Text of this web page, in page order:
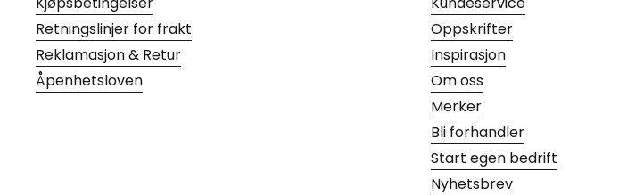
Retningslinjer for frakt
Reklamasjon & Retur
Åpenhetsloven
Oppskrifter
Inspirasjon
Om oss
Merker
Bli forhandler
Start egen bedrift
Nyhetsbrev